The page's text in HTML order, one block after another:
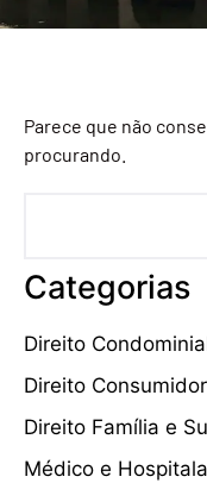
Parece que não
procurando.
Categorias
Direito
Direito Consumidor
Direito Família e
Médico e